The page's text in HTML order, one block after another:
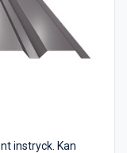
instryck. Kan